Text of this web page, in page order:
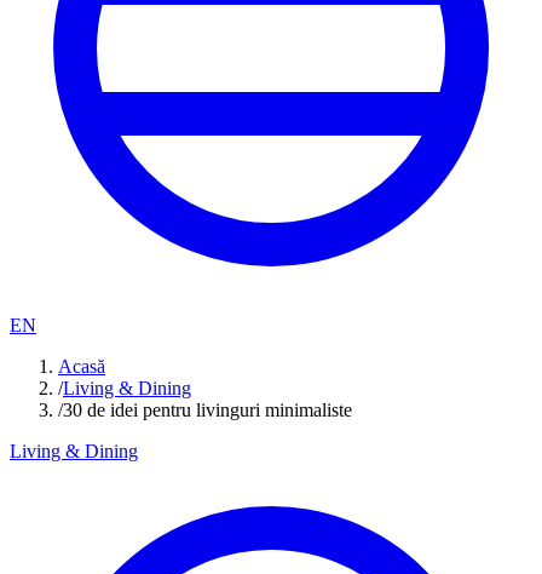
EN
Acasă
/Living & Dining
/30 de idei pentru livinguri minimaliste
Living & Dining